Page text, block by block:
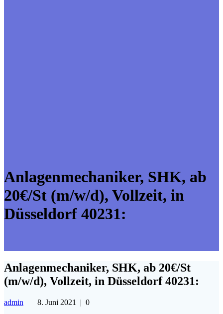
Anlagenmechaniker, SHK, ab
20€/St (m/w/d), Vollzeit, in
Düsseldorf 40231:
Anlagenmechaniker, SHK, ab 20€/St
(m/w/d), Vollzeit, in Düsseldorf 40231:
admin 8. Juni 2021 | 0